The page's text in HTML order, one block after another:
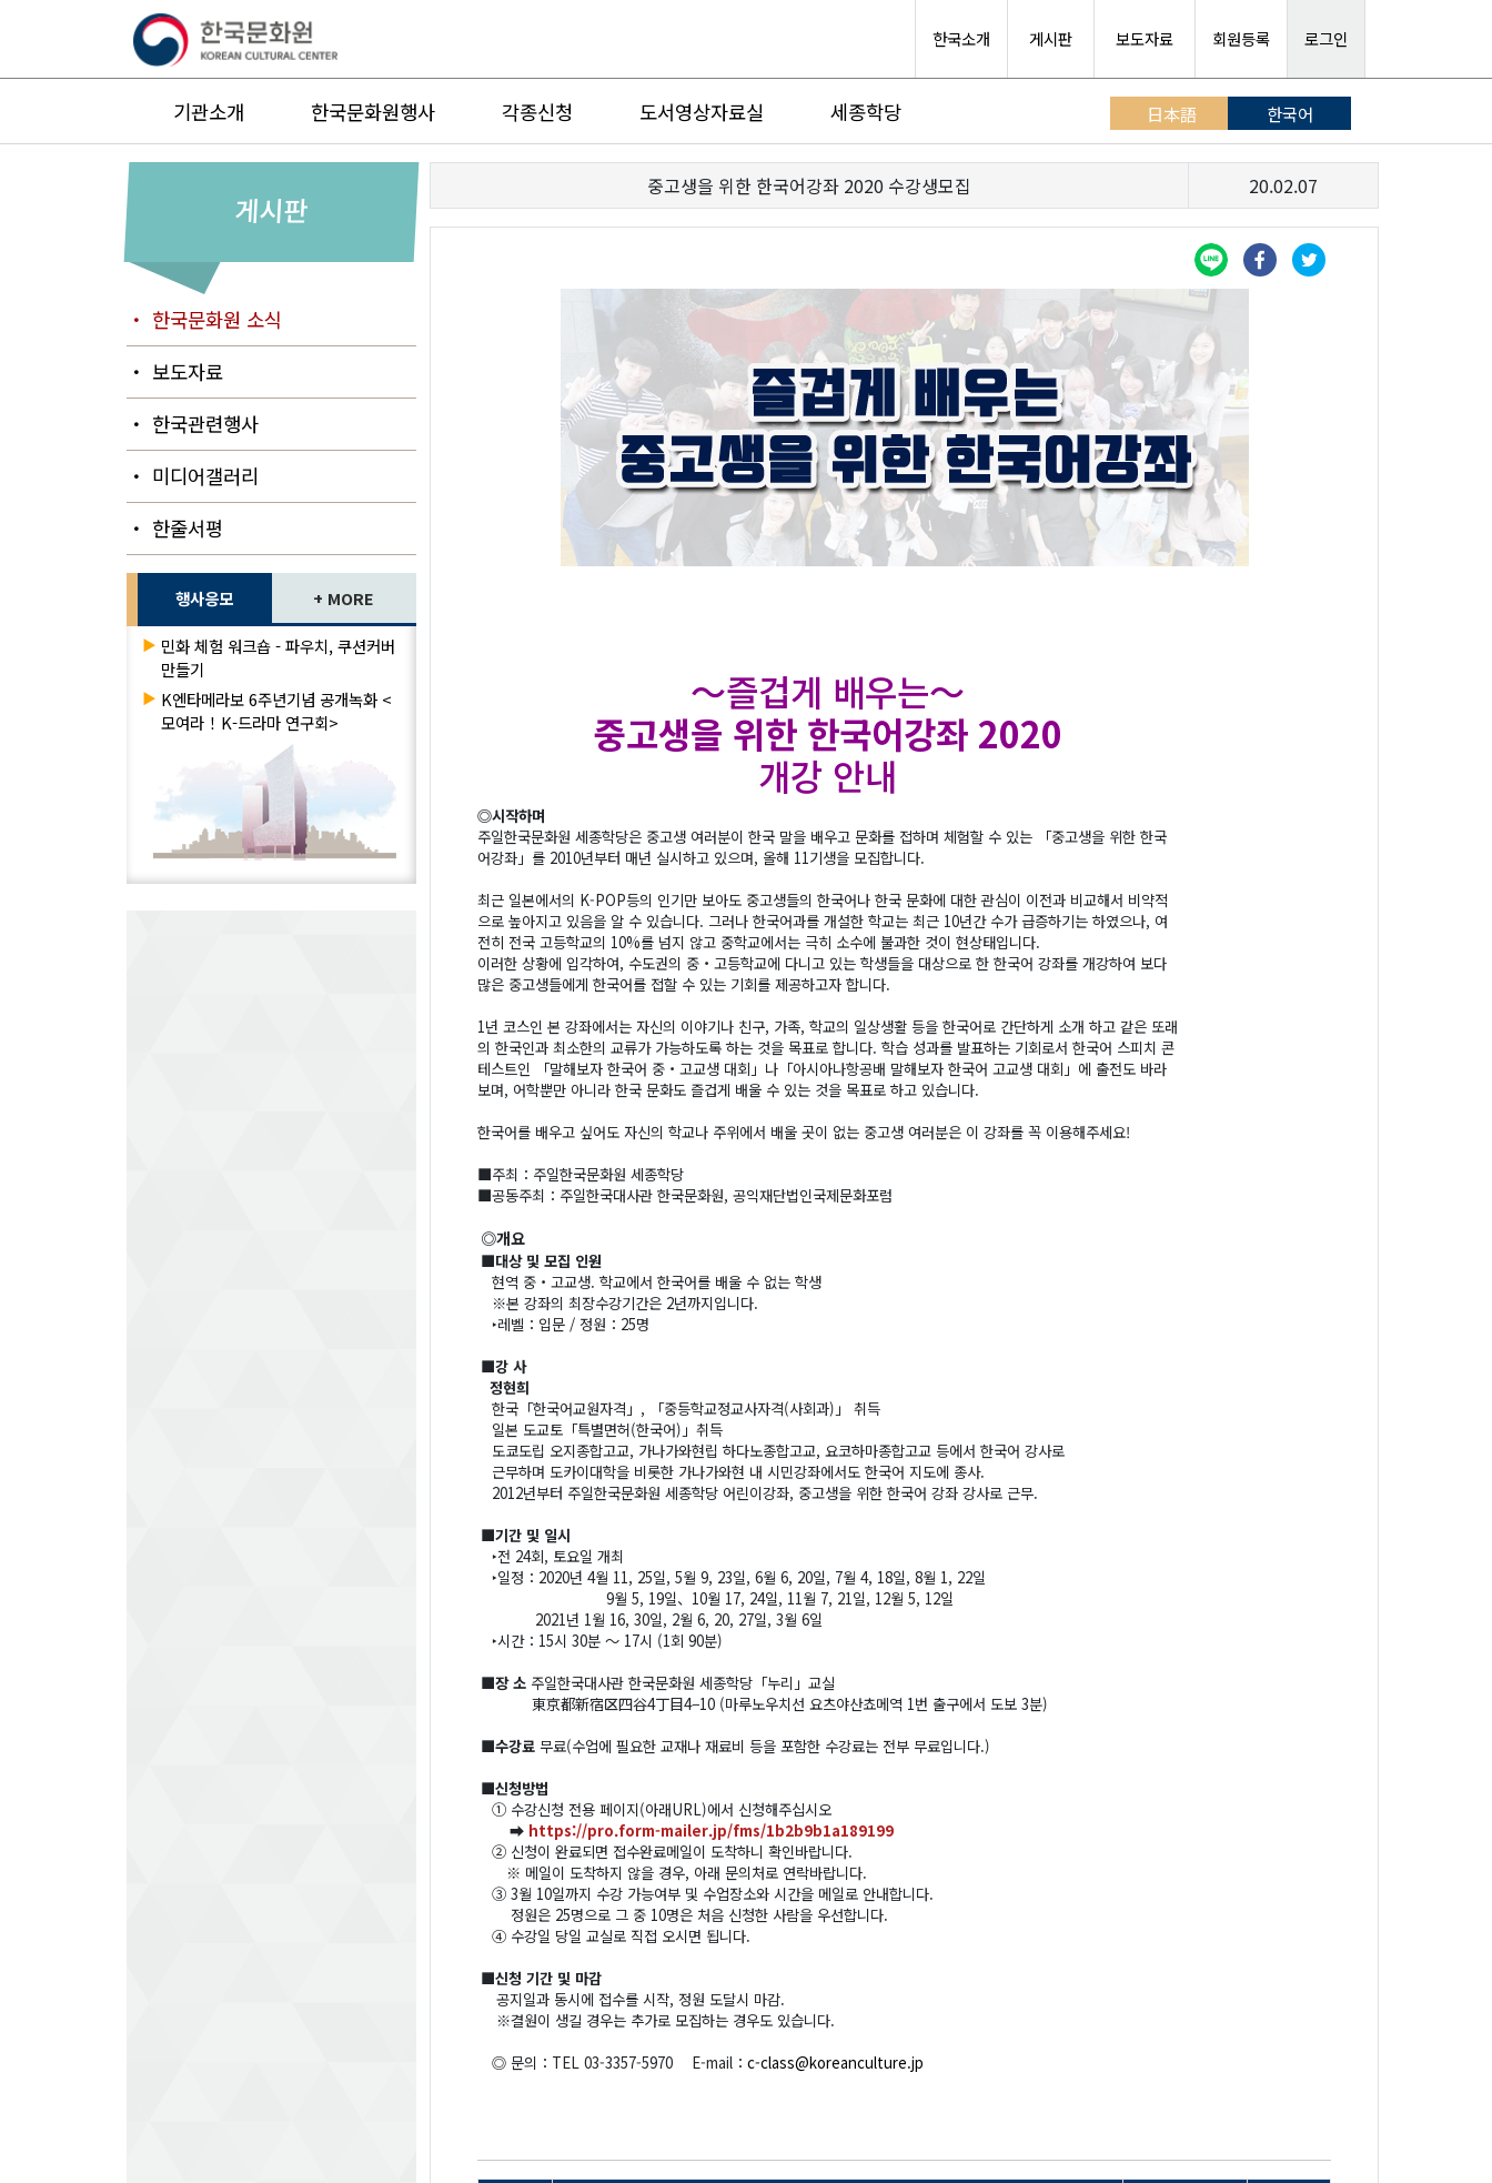
한국소개 게시판 보도자료 회원등록 로그인
기관소개 한국문화원행사 각종신청 도서영상자료실 세종학당 日本語 한국어
게시판
・ 한국문화원 소식
・ 보도자료
・ 한국관련행사
・ 미디어갤러리
・ 한줄서평
행사응모 + MORE
▶ 민화 체험 워크숍 - 파우치, 쿠션커버
만들기
▶ K엔타메라보 6주년기념 공개녹화 <
모여라！K-드라마 연구회>
중고생을 위한 한국어강좌 2020 수강생모집 20.02.07
～즐겁게 배우는～
중고생을 위한 한국어강좌 2020
개강 안내
◎시작하며
주일한국문화원 세종학당은 중고생 여러분이 한국 말을 배우고 문화를 접하며 체험할 수 있는 「중고생을 위한 한국
어강좌」를 2010년부터 매년 실시하고 있으며, 올해 11기생을 모집합니다.
최근 일본에서의 K-POP등의 인기만 보아도 중고생들의 한국어나 한국 문화에 대한 관심이 이전과 비교해서 비약적
으로 높아지고 있음을 알 수 있습니다. 그러나 한국어과를 개설한 학교는 최근 10년간 수가 급증하기는 하였으나, 여
전히 전국 고등학교의 10%를 넘지 않고 중학교에서는 극히 소수에 불과한 것이 현상태입니다.
이러한 상황에 입각하여, 수도권의 중・고등학교에 다니고 있는 학생들을 대상으로 한 한국어 강좌를 개강하여 보다
많은 중고생들에게 한국어를 접할 수 있는 기회를 제공하고자 합니다.
1년 코스인 본 강좌에서는 자신의 이야기나 친구, 가족, 학교의 일상생활 등을 한국어로 간단하게 소개 하고 같은 또래
의 한국인과 최소한의 교류가 가능하도록 하는 것을 목표로 합니다. 학습 성과를 발표하는 기회로서 한국어 스피치 콘
테스트인 「말해보자 한국어 중・고교생 대회」나「아시아나항공배 말해보자 한국어 고교생 대회」에 출전도 바라
보며, 어학뿐만 아니라 한국 문화도 즐겁게 배울 수 있는 것을 목표로 하고 있습니다.
한국어를 배우고 싶어도 자신의 학교나 주위에서 배울 곳이 없는 중고생 여러분은 이 강좌를 꼭 이용해주세요!
■주최：주일한국문화원 세종학당
■공동주최：주일한국대사관 한국문화원, 공익재단법인국제문화포럼
◎개요
■대상 및 모집 인원
현역 중・고교생. 학교에서 한국어를 배울 수 없는 학생
※본 강좌의 최장수강기간은 2년까지입니다.
‣레벨：입문 / 정원：25명
■강 사
정현희
한국「한국어교원자격」, 「중등학교정교사자격(사회과)」 취득
일본 도교토「특별면허(한국어)」취득
도쿄도립 오지종합고교, 가나가와현립 하다노종합고교, 요코하마종합고교 등에서 한국어 강사로
근무하며 도카이대학을 비롯한 가나가와현 내 시민강좌에서도 한국어 지도에 종사.
2012년부터 주일한국문화원 세종학당 어린이강좌, 중고생을 위한 한국어 강좌 강사로 근무.
■기간 및 일시
‣전 24회, 토요일 개최
‣일정：2020년 4월 11, 25일, 5월 9, 23일, 6월 6, 20일, 7월 4, 18일, 8월 1, 22일
9월 5, 19일、10월 17, 24일, 11월 7, 21일, 12월 5, 12일
2021년 1월 16, 30일, 2월 6, 20, 27일, 3월 6일
‣시간：15시 30분 ～ 17시 (1회 90분)
■장 소 주일한국대사관 한국문화원 세종학당「누리」교실
東京都新宿区四谷4丁目4−10 (마루노우치선 요츠야산쵸메역 1번 출구에서 도보 3분)
■수강료 무료(수업에 필요한 교재나 재료비 등을 포함한 수강료는 전부 무료입니다.)
■신청방법
① 수강신청 전용 페이지(아래URL)에서 신청해주십시오
➡ https://pro.form-mailer.jp/fms/1b2b9b1a189199
② 신청이 완료되면 접수완료메일이 도착하니 확인바랍니다.
※ 메일이 도착하지 않을 경우, 아래 문의처로 연락바랍니다.
③ 3월 10일까지 수강 가능여부 및 수업장소와 시간을 메일로 안내합니다.
정원은 25명으로 그 중 10명은 처음 신청한 사람을 우선합니다.
④ 수강일 당일 교실로 직접 오시면 됩니다.
■신청 기간 및 마감
공지일과 동시에 접수를 시작, 정원 도달시 마감.
※결원이 생길 경우는 추가로 모집하는 경우도 있습니다.
◎ 문의：TEL 03-3357-5970 E-mail： c-class@koreanculture.jp